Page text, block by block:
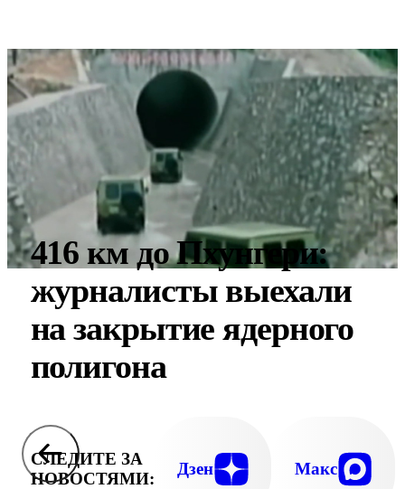
416 км до Пхунгери:
журналисты выехали
на закрытие ядерного
полигона
СЛЕДИТЕ ЗА
НОВОСТЯМИ:
Дзен Макс